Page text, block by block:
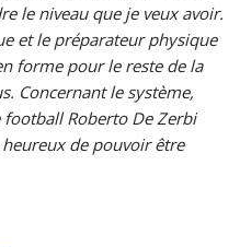
le niveau que je veux avoir.
et le préparateur physique
forme pour le reste de la
Concernant le système,
Roberto De Zerbi
de pouvoir être